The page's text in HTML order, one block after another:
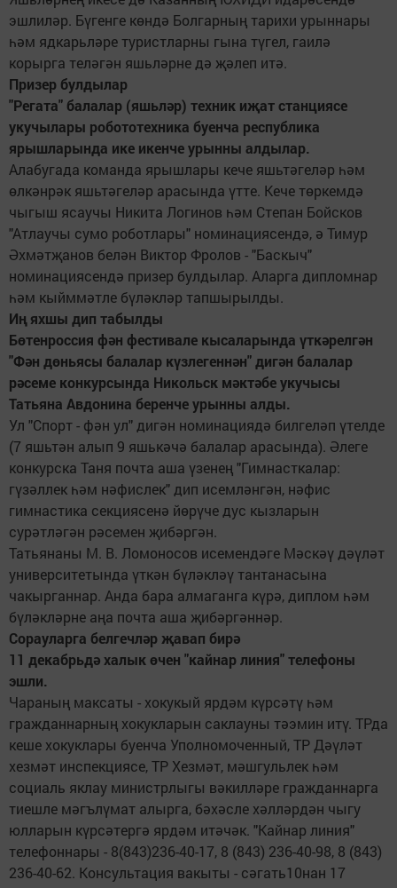
эшлиләр. Бүгенге көндә Болгарның тарихи урыннары
һәм ядкарьләре туристларны гына түгел, гаилә
корырга теләгән яшьләрне дә җәлеп итә.
Призер булдылар
"Регата" балалар (яшьләр) техник иҗат станциясе
укучылары робототехника буенча республика
ярышларында ике икенче урынны алдылар.
Алабугада команда ярышлары кече яшьтәгеләр һәм
өлкәнрәк яшьтәгеләр арасында үтте. Кече төркемдә
чыгыш ясаучы Никита Логинов һәм Степан Бойсков
"Атлаучы сумо роботлары" номинациясендә, ә Тимур
Әхмәтҗанов белән Виктор Фролов - "Баскыч"
номинациясендә призер булдылар. Аларга дипломнар
һәм кыйммәтле бүләкләр тапшырылды.
Иң яхшы дип табылды
Бөтенроссия фән фестивале кысаларында үткәрелгән
"Фән дөньясы балалар күзлегеннән" дигән балалар
рәсеме конкурсында Никольск мәктәбе укучысы
Татьяна Авдонина беренче урынны алды.
Ул "Спорт - фән ул" дигән номинациядә билгеләп үтелде
(7 яшьтән алып 9 яшькәчә балалар арасында). Әлеге
конкурска Таня почта аша үзенең "Гимнасткалар:
гүзәллек һәм нәфислек" дип исемләнгән, нәфис
гимнастика секциясенә йөрүче дус кызларын
сурәтләгән рәсемен җибәргән.
Татьянаны М. В. Ломоносов исемендәге Мәскәү дәүләт
университетында үткән бүләкләү тантанасына
чакырганнар. Анда бара алмаганга күрә, диплом һәм
бүләкләрне аңа почта аша җибәргәннәр.
Сорауларга белгечләр җавап бирә
11 декабрьдә халык өчен "кайнар линия" телефоны
эшли.
Чараның максаты - хокукый ярдәм күрсәтү һәм
гражданнарның хокукларын саклауны тәэмин итү. ТРда
кеше хокуклары буенча Уполномоченный, ТР Дәүләт
хезмәт инспекциясе, ТР Хезмәт, мәшгульлек һәм
социаль яклау министрлыгы вәкилләре гражданнарга
тиешле мәгълүмат алырга, бәхәсле хәлләрдән чыгу
юлларын күрсәтергә ярдәм итәчәк. "Кайнар линия"
телефоннары - 8(843)236-40-17, 8 (843) 236-40-98, 8 (843)
236-40-62. Консультация вакыты - сәгать10нан 17